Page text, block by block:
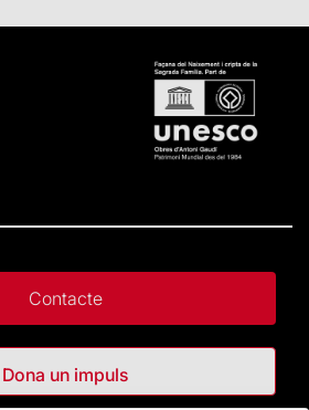
Contacte
Dona un impuls